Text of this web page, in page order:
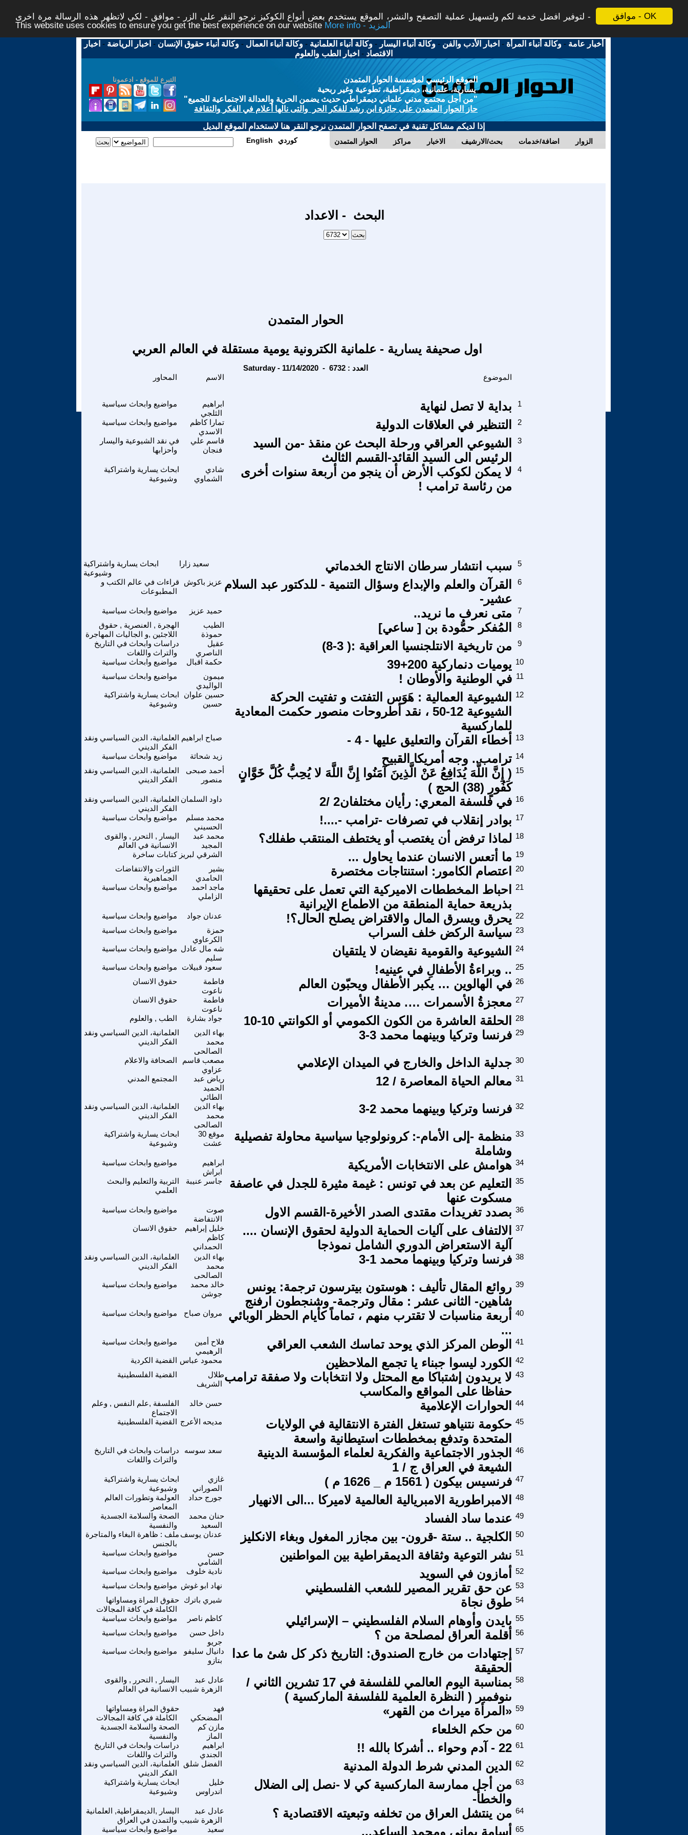
موافق - OK
لتوفير افضل خدمة لكم ولتسهيل عملية التصفح والنشر، الموقع يستخدم بعض أنواع الكوكيز نرجو النقر على الزر - موافق - لكي لاتظهر هذه الرسالة مرة اخرى -
This website uses cookies to ensure you get the best experience on our website
More info - المزيد
أخبار عامة -وكالة أنباء المرأة - اخبار الأدب والفن -وكالة أنباء اليسار -وكالة أنباء العلمانية -وكالة أنباء العمال -وكالة أنباء حقوق الإنسان - اخبار الرياضة - اخبار
الاقتصاد - اخبار الطب والعلوم
التبرع للموقع - ادعمونا
الموقع الرئيسي لمؤسسة الحوار المتمدن
يسارية، علمانية، ديمقراطية، تطوعية وغير ربحية
"من أجل مجتمع مدني علماني ديمقراطي حديث يضمن الحرية والعدالة الاجتماعية للجميع"
حاز الحوار المتمدن على جائزة ابن رشد للفكر الحر والتى نالها أعلام في الفكر والثقافة
إذا لديكم مشاكل تقنية في تصفح الحوار المتمدن نرجو النقر هنا لاستخدام الموقع البديل
الحوار المتمدن مراكز الاخبار بحث/الارشيف اضافة/خدمات الزوار English كوردي
البحث - الاعداد
الحوار المتمدن
اول صحيفة يسارية - علمانية الكترونية يومية مستقلة في العالم العربي
Saturday - 11/14/2020 - العدد : 6732
الاسم الموضوع
مواضيع وابحاث سياسية
ابراهيم
الثلجي
بداية لا تصل لنهاية 1
مواضيع وابحاث سياسية
تمارا كاظم
الاسدي
التنظير في العلاقات الدولية 2
في نقد الشيوعية واليسار
واحزابها
قاسم علي
فنجان
الشيوعي العراقي ورحلة البحث عن منقذ -من السيد
الرئيس الى السيد القائد-القسم الثالث
3
ابحاث يسارية واشتراكية
وشيوعية
شادي
الشماوي
لا يمكن لكوكب الأرض أن ينجو من أربعة سنوات أخرى
من رئاسة ترامب !
4
ابحاث يسارية واشتراكية
وشيوعية
سعيد زارا سبب انتشار سرطان الانتاج الخدماتي 5
قراءات في عالم الكتب و
المطبوعات
عزيز باكوش القرآن والعلم والإبداع وسؤال التنمية - للدكتور عبد السلام
عشير-
6
مواضيع وابحاث سياسية حميد عزيز متى نعرف ما نريد..
7
الهجرة , العنصرية , حقوق
اللاجئين ,و الجاليات المهاجرة
الطيب
حموذة
المُفكر حمُّودة بن [ ساعي] 8
دراسات وابحاث في التاريخ
والتراث واللغات
عقيل
الناصري
من تاريخية الانتلجنسيا العراقية :( 3-8) 9
مواضيع وابحاث سياسية حكمة اقبال يوميات دنماركية 200+39 10
مواضيع وابحاث سياسية
ميمون
الواليدي
في الوطنية والأوطان ! 11
ابحاث يسارية واشتراكية
وشيوعية
حسين علوان
حسين
الشيوعية العمالية : هَوَس التفتت و تفتيت الحركة
الشيوعية 12-50 ، نقد أطروحات منصور حكمت المعادية
للماركسية
12
العلمانية، الدين السياسي ونقد
الفكر الديني
صباح ابراهيم أخطاء القرآن والتعليق عليها - 4 - 13
مواضيع وابحاث سياسية زيد شحاثة ترامب.. وجه أمريكا القبيح 14
العلمانية، الدين السياسي ونقد
الفكر الديني
أحمد صبحى
منصور
( إِنَّ اللَّهَ يُدَافِعُ عَنْ الَّذِينَ آمَنُوا إِنَّ اللَّهَ لا يُحِبُّ كُلَّ خَوَّانٍ
كَفُورٍ (38) الحج )
15
العلمانية، الدين السياسي ونقد
الفكر الديني
داود السلمان في فلسفة المعري: رأيان مختلفان2 /2 16
مواضيع وابحاث سياسية
محمد مسلم
الحسيني
بوادر إنقلاب في تصرفات -ترامب -....! 17
اليسار , التحرر , والقوى
الانسانية في العالم
محمد عبد
المجيد
لماذا ترفض أن يغتصب أو يختطف المنتقب طفلك؟ 18
كتابات ساخرة الشرقي لبريز ما أتعس الانسان عندما يحاول ... 19
الثورات والانتفاضات
الجماهيرية
بشير
الحامدي
اعتصام الكامور: استنتاجات مختصرة 20
مواضيع وابحاث سياسية
ماجد احمد
الزاملي
احباط المخططات الاميركية التي تعمل على تحقيقها
بذريعة حماية المنطقة من الاطماع الإيرانية
21
مواضيع وابحاث سياسية عدنان جواد يحرق ويسرق المال والاقتراض يصلح الحال؟! 22
مواضيع وابحاث سياسية
حمزة
الكرعاوي
سياسة الركض خلف السراب 23
مواضيع وابحاث سياسية شه مال عادل
سليم
الشيوعية والقومية نقيضان لا يلتقيان 24
مواضيع وابحاث سياسية سعود قبيلات .. وبراءةُ الأطفالِ في عينيه! 25
حقوق الانسان
فاطمة
ناعوت
في الهالوين … يكبر الأطفال ويحبّون العالم 26
حقوق الانسان
فاطمة
ناعوت
معجزةُ الأسمرات …. مدينةُ الأميرات 27
الطب , والعلوم جواد بشارة الحلقة العاشرة من الكون الكمومي أو الكوانتي 10-10
28
العلمانية، الدين السياسي ونقد
الفكر الديني
بهاء الدين
محمد
الصالحى
فرنسا وتركيا وبينهما محمد 3-3 29
الصحافة والاعلام
مصعب قاسم
عزاوي
جدلية الداخل والخارج في الميدان الإعلامي 30
المجتمع المدني
رياض عبد
الحميد
الطائي
معالم الحياة المعاصرة / 12 31
العلمانية، الدين السياسي ونقد
الفكر الديني
بهاء الدين
محمد
الصالحى
فرنسا وتركيا وبينهما محمد 2-3 32
ابحاث يسارية واشتراكية
وشيوعية
موقع 30
عشت
منظمة -إلى الأمام-: كرونولوجيا سياسية محاولة تفصيلية
وشاملة
33
مواضيع وابحاث سياسية
ابراهيم
ابراش
هوامش على الانتخابات الأمريكية 34
التربية والتعليم والبحث
العلمي
جاسر عنيبة
التعليم عن بعد في تونس : غيمة مثيرة للجدل في عاصفة
مسكوت عنها
35
مواضيع وابحاث سياسية
صوت
الانتفاضة
بصدد تغريدات مقتدى الصدر الأخيرة-القسم الاول 36
حقوق الانسان
خليل إبراهيم
كاظم
الحمداني
الالتفاف على آليات الحماية الدولية لحقوق الإنسان ....
آلية الاستعراض الدوري الشامل نموذجا
37
العلمانية، الدين السياسي ونقد
الفكر الديني
بهاء الدين
محمد
الصالحى
فرنسا وتركيا وبينهما محمد 1-3 38
مواضيع وابحاث سياسية
خالد محمد
جوشن
روائع المقال تأليف : هوستون بيترسون ترجمة: يونس
شاهين- الثانى عشر : مقال وترجمة- وشنجطون ارفنج
39
مواضيع وابحاث سياسية مروان صباح
أربعة مناسبات لا تقترب منهم ، تماماً كأيام الحظر الوبائي
...
40
مواضيع وابحاث سياسية
فلاح أمين
الرهيمي
الوطن المركز الذي يوحد تماسك الشعب العراقي 41
القضية الكردية محمود عباس الكورد ليسوا جبناء يا تجمع الملاحظين
42
القضية الفلسطينية
طلال
الشريف لا يريدون إشتباكا مع المحتل ولا انتخابات ولا صفقة ترامب
حفاظا على المواقع والمكاسب
43
الفلسفة ,علم النفس , وعلم
الاجتماع
حسن خالد الحوارات الإعلامية 44
القضية الفلسطينية مديحه الأعرج
حكومة نتنياهو تستغل الفترة الانتقالية في الولايات
المتحدة وتدفع بمخططات استيطانية واسعة
45
دراسات وابحاث في التاريخ
والتراث واللغات
سعد سوسه
الجذور الاجتماعية والفكرية لعلماء المؤسسة الدينية
الشيعة في العراق ج / 1
46
ابحاث يسارية واشتراكية
وشيوعية
غازي
الصوراني
فرنسيس بيكون ( 1561 م _ 1626 م ) 47
العولمة وتطورات العالم
المعاصر
جورج حداد الامبراطورية الامبريالية العالمية لاميركا ...الى الانهيار 48
الصحة والسلامة الجسدية
والنفسية
حنان محمد
السعيد
عندما ساد الفساد 49
ملف : ظاهرة البغاء والمتاجرة
بالجنس
عدنان يوسف الكلجية .. ستة -قرون- بين مجازر المغول وبغاء الانكليز 50
مواضيع وابحاث سياسية
حسن
الشامي
نشر التوعية وثقافة الديمقراطية بين المواطنين 51
مواضيع وابحاث سياسية نادية خلوف أمازون في السويد
52
مواضيع وابحاث سياسية نهاد ابو غوش عن حق تقرير المصير للشعب الفلسطيني 53
حقوق المراة ومساواتها
الكاملة في كافة المجالات
شيري باترك طوق نجاة 54
مواضيع وابحاث سياسية كاظم ناصر بايدن وأوهام السلام الفلسطيني – الإسرائيلي 55
مواضيع وابحاث سياسية
داخل حسن
جريو
أقلمة العراق لمصلحة من ؟ 56
مواضيع وابحاث سياسية
دانيال سليفو
بتازو
إجتهادات من خارج الصندوق: التاريخ ذكر كل شئ ما عدا
الحقيقة
57
اليسار , التحرر , والقوى
الانسانية في العالم
عادل عبد
الزهرة شبيب
بمناسبة اليوم العالمي للفلسفة في 17 تشرين الثاني /
ىنوفمبر ( النظرة العلمية للفلسفة الماركسية )
58
حقوق المراة ومساواتها
الكاملة في كافة المجالات
فهد
المضحكي
«المرأة ميراث من القهر» 59
الصحة والسلامة الجسدية
والنفسية
مازن كم
الماز
من حكم الخلعاء 60
دراسات وابحاث في التاريخ
والتراث واللغات
ابراهيم
الجندي
22 - آدم وحواء .. أشركا بالله !! 61
العلمانية، الدين السياسي ونقد
الفكر الديني
الفضل شلق الدين المدني شرط الدولة المدنية 62
ابحاث يسارية واشتراكية
وشيوعية
خليل
اندراوس
من أجل ممارسة الماركسية كي لا -نصل إلى الضلال
والخطأ-
63
اليسار ,الديمقراطية, العلمانية
والتمدن في العراق
عادل عبد
الزهرة شبيب
من ينتشل العراق من تخلفه وتبعيته الاقتصادية ؟ 64
مواضيع وابحاث سياسية
سعيد
أسامة يماني ومحمد الساعد... 65